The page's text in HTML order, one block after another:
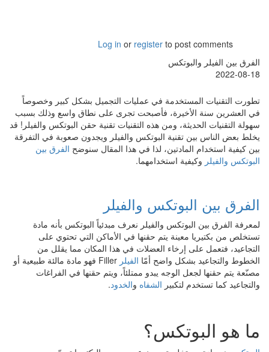
Log in or register to post comments
الفرق بين الفيلر والبوتكس
2022-08-18
تطورت التقنيات المستخدمة في عمليات التجميل بشكل كبير وخصوصاً
في العشرين سنة الأخيرة، فأصبحت تجرى على نطاق واسع وذلك بسبب
سهولة التقنيات الحديثة، ومن هذه التقنيات تقنية حقن البوتكس والفيلر! قد
يخلط بعض الناس بين تقنية البوتكس والفيلر ويجدون صعوبة في التفرقة
بين كيفية استخدام المادتين، لذا في هذا المقال سنوضح الفرق بين
البوتكس والفيلر وكيفية استخدامهما.
الفرق بين البوتكس والفيلر
لمعرفة الفرق بين البوتكس والفيلر نعرف مبدئياً البوتكس بأنه مادة
تستخلص من بكتيريا معينة يتم حقنها في الأماكن التي تحتوي على
التجاعيد، فتعمل على إرخاء العضلات في هذا المكان مما يقلل من
الخطوط والتجاعيد بشكل واضح أمّا الفيلر
Filler فهو مادة مالئة طبيعية أو
مصنّعة يتم حقنها لجعل الوجه يبدو ممتلئاً، ويتم حقنها في الفراغات
والتجاعيد كما تستخدم لتكبير الشفاه والخدود.
ما هو البوتكس؟